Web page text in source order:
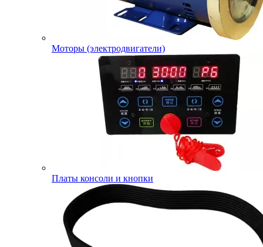
Моторы (электродвигатели)
Платы консоли и кнопки